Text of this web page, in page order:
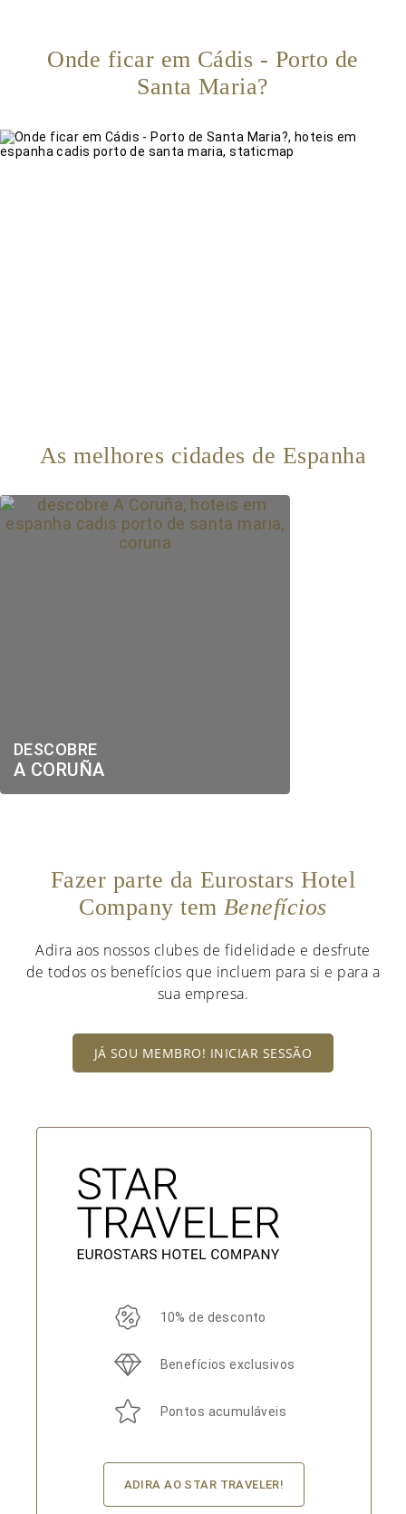
Onde ficar em Cádis - Porto de
Santa Maria?
As melhores cidades de Espanha
DESCOBRE
A CORUÑA
Fazer parte da Eurostars Hotel
Company tem Benefícios
Adira aos nossos clubes de fidelidade e desfrute
de todos os benefícios que incluem para si e para a
sua empresa.
JÁ SOU MEMBRO! INICIAR SESSÃO
10% de desconto
Benefícios exclusivos
Pontos acumuláveis
ADIRA AO STAR TRAVELER!